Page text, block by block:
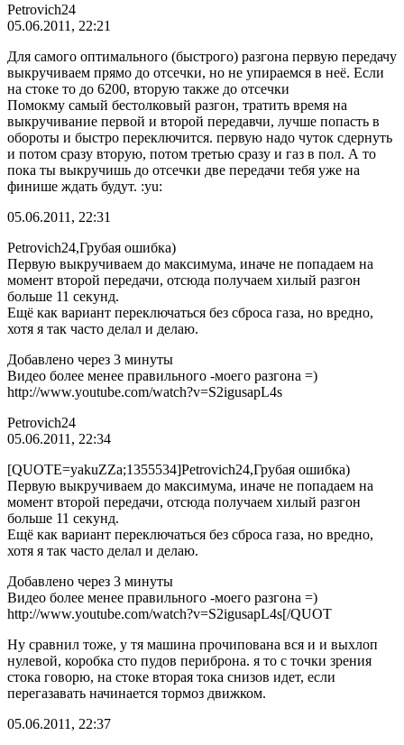
Petrovich24
05.06.2011, 22:21
Для самого оптимального (быстрого) разгона первую передачу
выкручиваем прямо до отсечки, но не упираемся в неё. Если
на стоке то до 6200, вторую также до отсечки
Помокму самый бестолковый разгон, тратить время на
выкручивание первой и второй передавчи, лучше попасть в
обороты и быстро переключится. первую надо чуток сдернуть
и потом сразу вторую, потом третью сразу и газ в пол. А то
пока ты выкручишь до отсечки две передачи тебя уже на
финише ждать будут. :yu:
05.06.2011, 22:31
Petrovich24,Грубая ошибка)
Первую выкручиваем до максимума, иначе не попадаем на
момент второй передачи, отсюда получаем хилый разгон
больше 11 секунд.
Ещё как вариант переключаться без сброса газа, но вредно,
хотя я так часто делал и делаю.
Добавлено через 3 минуты
Видео более менее правильного -моего разгона =)
http://www.youtube.com/watch?v=S2igusapL4s
Petrovich24
05.06.2011, 22:34
[QUOTE=yakuZZa;1355534]Petrovich24,Грубая ошибка)
Первую выкручиваем до максимума, иначе не попадаем на
момент второй передачи, отсюда получаем хилый разгон
больше 11 секунд.
Ещё как вариант переключаться без сброса газа, но вредно,
хотя я так часто делал и делаю.
Добавлено через 3 минуты
Видео более менее правильного -моего разгона =)
http://www.youtube.com/watch?v=S2igusapL4s[/QUOT
Ну сравнил тоже, у тя машина прочипована вся и и выхлоп
нулевой, коробка сто пудов периброна. я то с точки зрения
стока говорю, на стоке вторая тока снизов идет, если
перегазавать начинается тормоз движком.
05.06.2011, 22:37